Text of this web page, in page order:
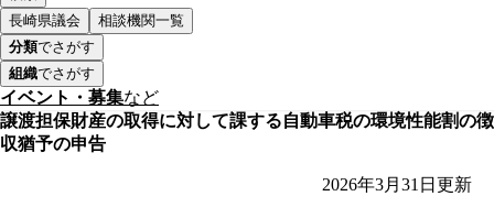
長崎県議会
相談機関一覧
分類でさがす
組織でさがす
イベント・募集など
譲渡担保財産の取得に対して課する自動車税の環境性能割の徴
収猶予の申告
2026年3月31日 更新